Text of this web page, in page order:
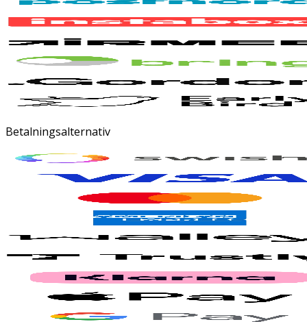
Betalningsalternativ